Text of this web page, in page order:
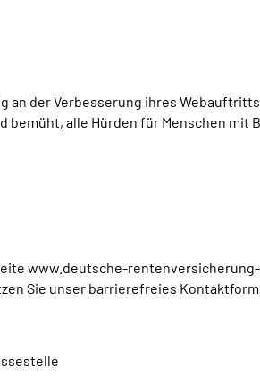
der Verbesserung ihres
alle Hürden für Menschen mit
www.deutsche-
Sie unser barrierefreies